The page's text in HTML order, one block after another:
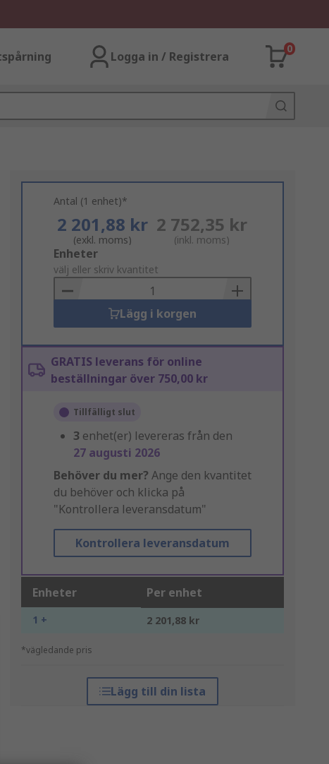
Logga in / Registrera
0
Antal (1 enhet)*
2 201,88 kr
(exkl. moms)
2 752,35 kr
(inkl. moms)
Add
to
Basket
Enheter
välj eller skriv kvantitet
Lägg i korgen
GRATIS leverans för online
beställningar över 750,00 kr
Tillfälligt slut
3 enhet(er) levereras från den
27 augusti 2026
Behöver du mer? Ange den kvantitet
du behöver och klicka på
"Kontrollera leveransdatum"
Kontrollera leveransdatum
Enheter Per enhet
1 + 2 201,88 kr
*vägledande pris
Lägg till din lista